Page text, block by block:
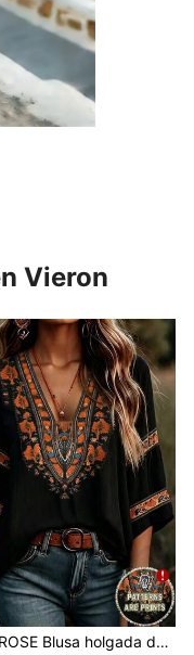
Vieron
EMERY ROSE Blusa holgada de estilo bohemio para mujer con mangas de murciélago y bordado floral